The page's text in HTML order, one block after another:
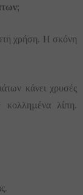
χρήση. Η σκόνη
κάνει χρυσές
κολλημένα λίπη.